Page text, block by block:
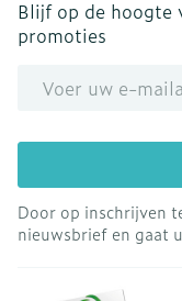
Blijf op de hoogte
promoties
Door op inschrijven
nieuwsbrief en gaat